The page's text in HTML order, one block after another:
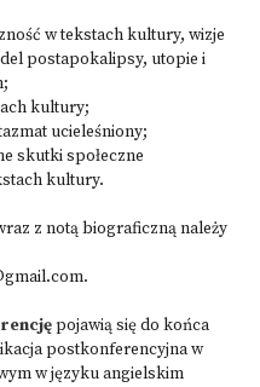
w tekstach kultury, wizje
postapokalipsy, utopie i
kultury;
ucieleśniony;
skutki społeczne
kultury.
z notą biograficzną należy
.
pojawią się do końca
postkonferencyjna w
w języku angielskim